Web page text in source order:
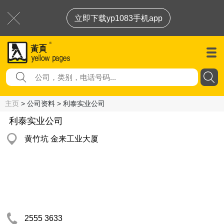
立即下载yp1083手机app
主页 > 公司资料 > 利泰实业公司
利泰实业公司
黄竹坑 金来工业大厦
2555 3633